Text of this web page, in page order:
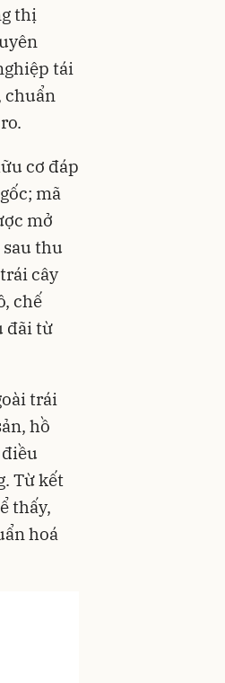
thị
tái
chuẩn
cơ đáp
mã
mở
thu
cây
chế
đãi từ
trái
hồ
Từ kết
thấy,
hoá